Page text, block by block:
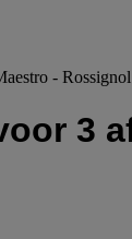
- Rossignol
3